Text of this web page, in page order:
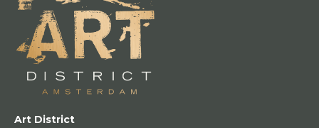
Art District